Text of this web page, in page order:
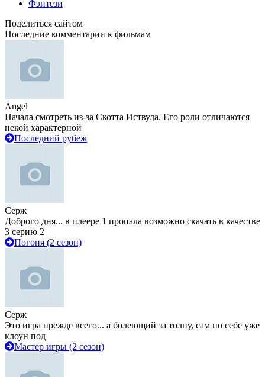
Фэнтези
Поделиться сайтом
Последние комментарии к фильмам
Angel
Начала смотреть из-за Скотта Иствуда. Его роли отличаются
некой характерной
Последний рубеж
Серж
Доброго дня... в плеере 1 пропала возможно скачать в качестве
3 серию 2
Погоня (2 сезон)
Серж
Это игра прежде всего... а болеющий за толпу, сам по себе уже
клоун под
Мастер игры (2 сезон)